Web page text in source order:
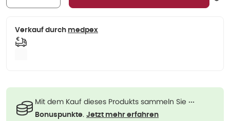
Verkauf durch medpex
Mit dem Kauf dieses Produkts sammeln Sie ···
Bonuspunkte. Jetzt mehr erfahren